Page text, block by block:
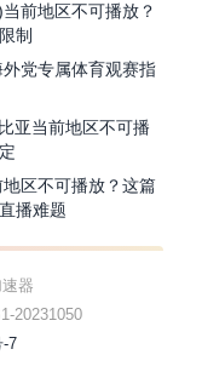
前地区不可播放？
制
党专属体育观赛指
亚当前地区不可播
区不可播放？这篇
播难题
器
20231050
-7